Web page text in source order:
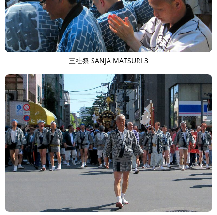
三社祭 SANJA MATSURI 3